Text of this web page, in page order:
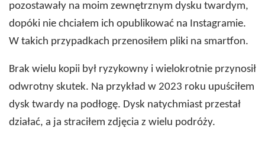
pozostawały na moim zewnętrznym dysku twardym,
dopóki nie chciałem ich opublikować na Instagramie.
W takich przypadkach przenosiłem pliki na smartfon.
Brak wielu kopii był ryzykowny i wielokrotnie przynosił
odwrotny skutek. Na przykład w 2023 roku upuściłem
dysk twardy na podłogę. Dysk natychmiast przestał
działać, a ja straciłem zdjęcia z wielu podróży.